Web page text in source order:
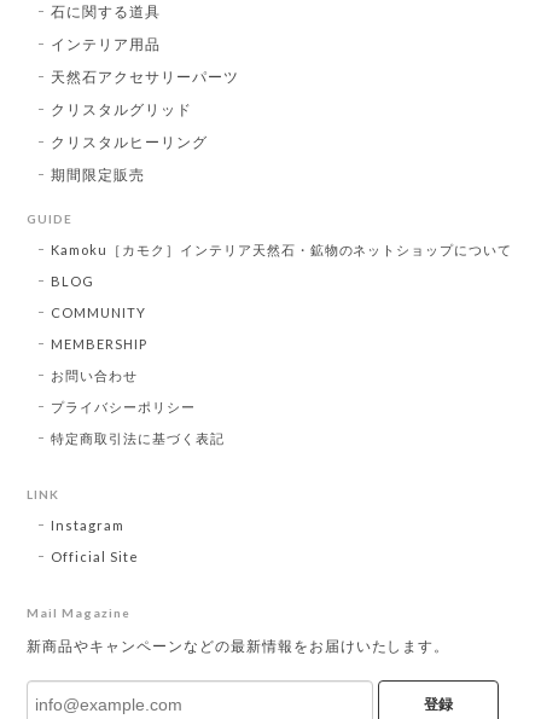
石に関する道具
インテリア用品
天然石アクセサリーパーツ
クリスタルグリッド
クリスタルヒーリング
期間限定販売
GUIDE
Kamoku［カモク］インテリア天然石・鉱物のネットショップについて
BLOG
COMMUNITY
MEMBERSHIP
お問い合わせ
プライバシーポリシー
特定商取引法に基づく表記
LINK
Instagram
Official Site
Mail Magazine
新商品やキャンペーンなどの最新情報をお届けいたします。
登録